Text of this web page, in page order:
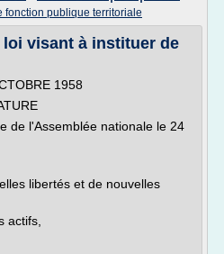
fonction publique territoriale
loi visant à instituer de
1958
de l'Assemblée nationale le 24
libertés et de nouvelles
actifs,